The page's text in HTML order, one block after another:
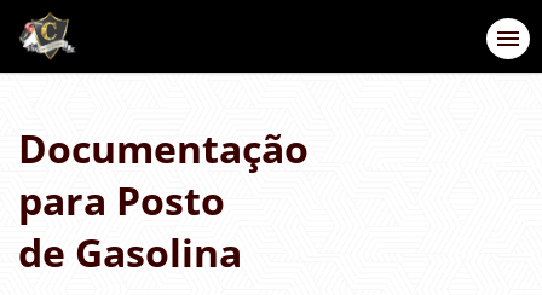
Documentação
para Posto
de Gasolina